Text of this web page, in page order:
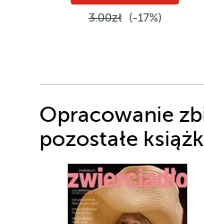
3.00zł (-17%)
Opracowanie
pozostałe